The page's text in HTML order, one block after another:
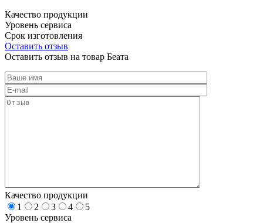
Качество продукции
Уровень сервиса
Срок изготовления
Оставить отзыв
Оставить отзыв на товар Беата
Качество продукции
1
2 3 4
5
Уровень сервиса